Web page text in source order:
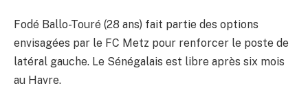
Fodé Ballo-Touré (28 ans) fait partie des options
envisagées par le FC Metz pour renforcer le poste de
latéral gauche. Le Sénégalais est libre après six mois
au Havre.